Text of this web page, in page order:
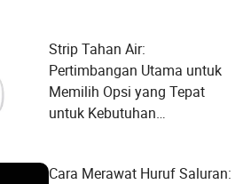
Strip Tahan Air:
Pertimbangan Utama untuk
Memilih Opsi yang Tepat
untuk Kebutuhan
Cara Merawat Huruf Saluran: